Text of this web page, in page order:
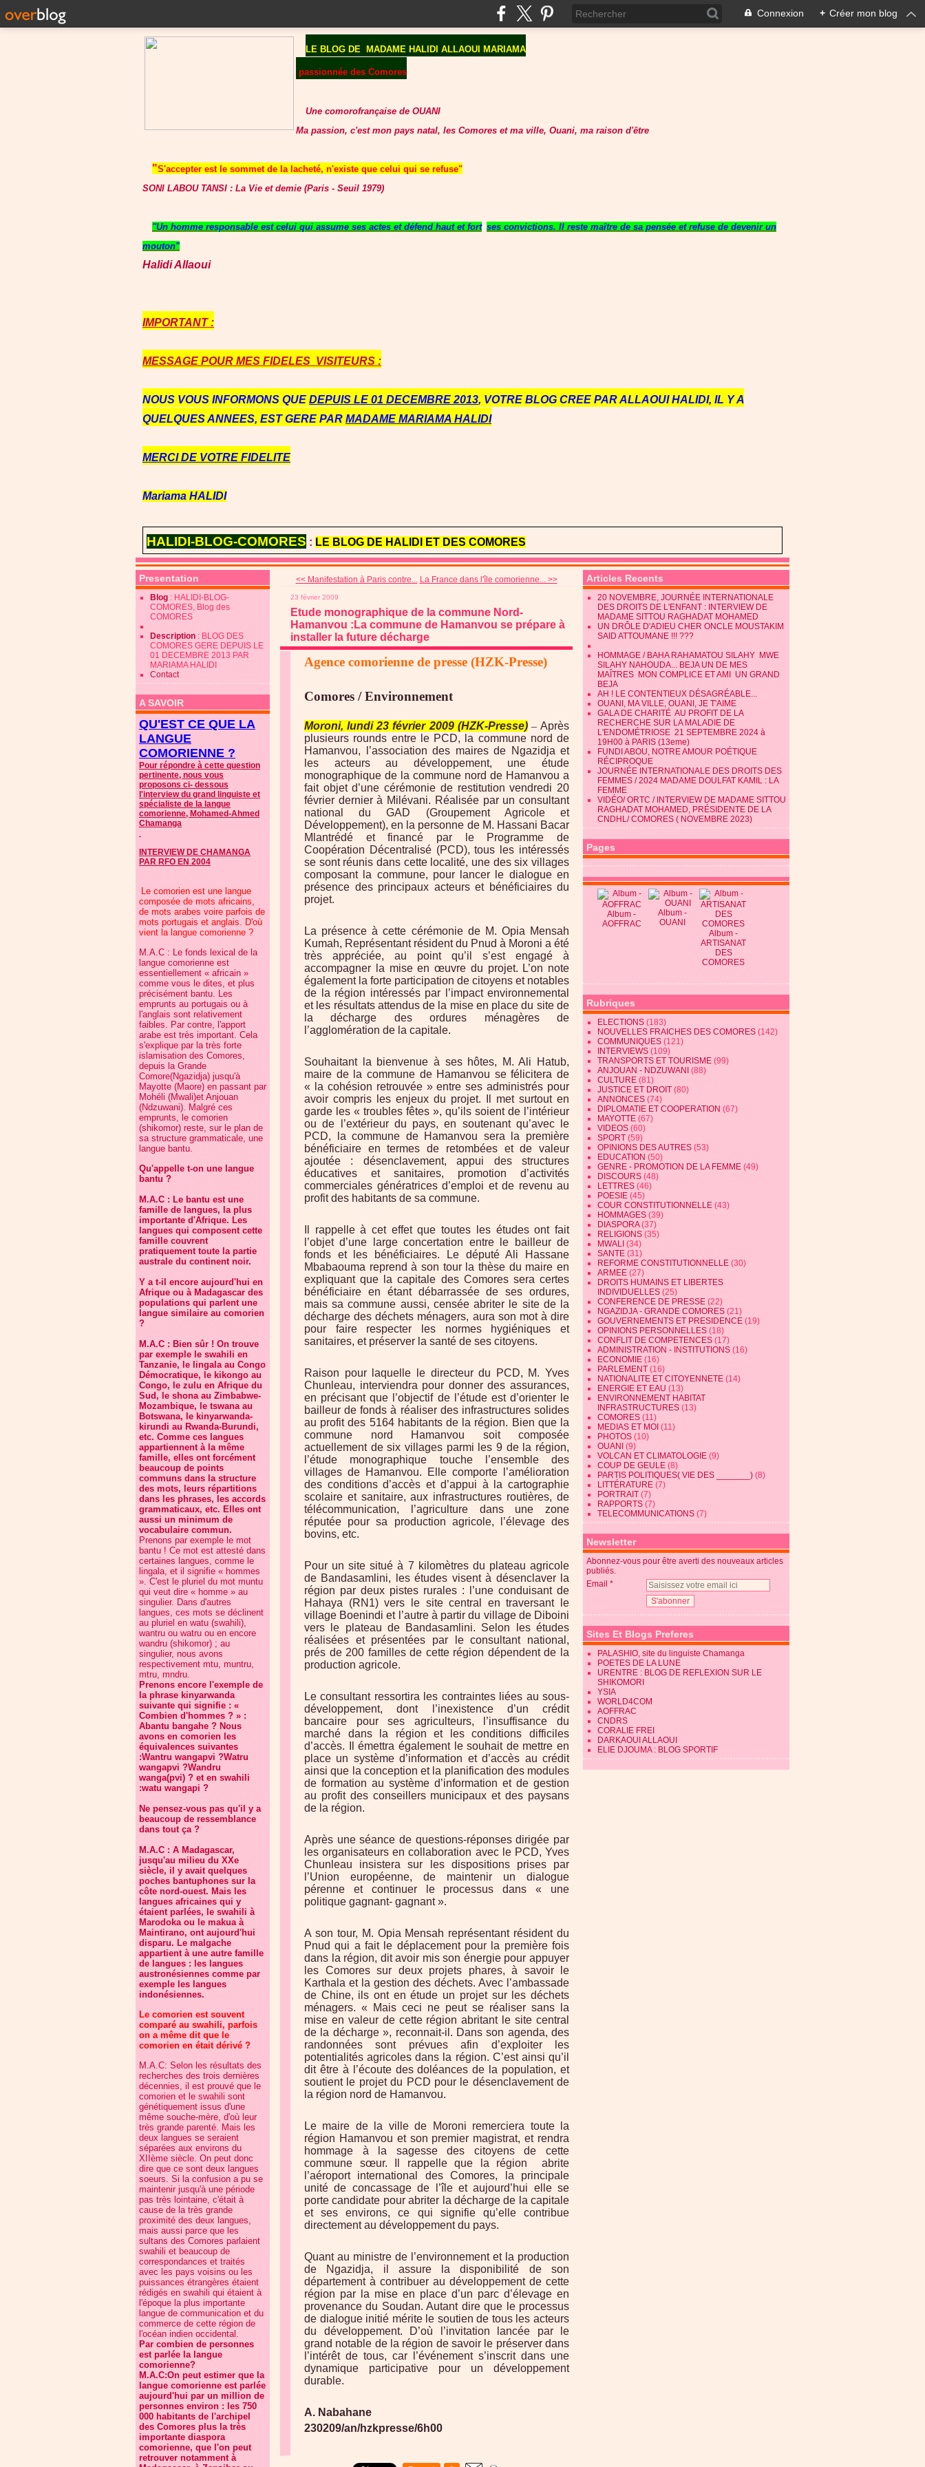
Connexion + Créer mon blog
LE BLOG DE MADAME HALIDI ALLAOUI MARIAMA
passionnée des Comores
Une comorofrançaise de OUANI
Ma passion, c'est mon pays natal, les Comores et ma ville, Ouani, ma raison d'être
"S'accepter est le sommet de la lacheté, n'existe que celui qui se refuse"
SONI LABOU TANSI : La Vie et demie (Paris - Seuil 1979)
"Un homme responsable est celui qui assume ses actes et défend haut et fort ses convictions. Il reste maître de sa pensée et refuse de devenir un
mouton"
Halidi Allaoui
IMPORTANT :
MESSAGE POUR MES FIDELES VISITEURS :
NOUS VOUS INFORMONS QUE DEPUIS LE 01 DECEMBRE 2013, VOTRE BLOG CREE PAR ALLAOUI HALIDI, IL Y A
QUELQUES ANNEES, EST GERE PAR MADAME MARIAMA HALIDI
MERCI DE VOTRE FIDELITE
Mariama HALIDI
HALIDI-BLOG-COMORES : LE BLOG DE HALIDI ET DES COMORES
Presentation
Blog : HALIDI-BLOG-
COMORES, Blog des
COMORES
Description : BLOG DES
COMORES GERE DEPUIS LE
01 DECEMBRE 2013 PAR
MARIAMA HALIDI
Contact
A SAVOIR
QU'EST CE QUE LA
LANGUE
COMORIENNE ?
Pour répondre à cette question
pertinente, nous vous
proposons ci- dessous
l'interview du grand linguiste et
spécialiste de la langue
comorienne, Mohamed-Ahmed
Chamanga
INTERVIEW DE CHAMANGA
PAR RFO EN 2004
Le comorien est une langue
composée de mots africains,
de mots arabes voire parfois de
mots portugais et anglais. D'où
vient la langue comorienne ?
M.A.C : Le fonds lexical de la
langue comorienne est
essentiellement « africain »
comme vous le dites, et plus
précisément bantu. Les
emprunts au portugais ou à
l'anglais sont relativement
faibles. Par contre, l'apport
arabe est très important. Cela
s'explique par la très forte
islamisation des Comores,
depuis la Grande
Comore(Ngazidja) jusqu'à
Mayotte (Maore) en passant par
Mohéli (Mwali)et Anjouan
(Ndzuwani). Malgré ces
emprunts, le comorien
(shikomor) reste, sur le plan de
sa structure grammaticale, une
langue bantu.
Qu'appelle t-on une langue
bantu ?
M.A.C : Le bantu est une
famille de langues, la plus
importante d'Afrique. Les
langues qui composent cette
famille couvrent
pratiquement toute la partie
australe du continent noir.
Y a t-il encore aujourd'hui en
Afrique ou à Madagascar des
populations qui parlent une
langue similaire au comorien
?
M.A.C : Bien sûr ! On trouve
par exemple le swahili en
Tanzanie, le lingala au Congo
Démocratique, le kikongo au
Congo, le zulu en Afrique du
Sud, le shona au Zimbabwe-
Mozambique, le tswana au
Botswana, le kinyarwanda-
kirundi au Rwanda-Burundi,
etc. Comme ces langues
appartiennent à la même
famille, elles ont forcément
beaucoup de points
communs dans la structure
des mots, leurs répartitions
dans les phrases, les accords
grammaticaux, etc. Elles ont
aussi un minimum de
vocabulaire commun.
Prenons par exemple le mot
bantu ! Ce mot est attesté dans
certaines langues, comme le
lingala, et il signifie « hommes
». C'est le pluriel du mot muntu
qui veut dire « homme » au
singulier. Dans d'autres
langues, ces mots se déclinent
au pluriel en watu (swahili),
wantru ou watru ou en encore
wandru (shikomor) ; au
singulier, nous avons
respectivement mtu, muntru,
mtru, mndru.
Prenons encore l'exemple de
la phrase kinyarwanda
suivante qui signifie : «
Combien d'hommes ? » :
Abantu bangahe ? Nous
avons en comorien les
équivalences suivantes
:Wantru wangapvi ?Watru
wangapvi ?Wandru
wanga(pvi) ? et en swahili
:watu wangapi ?
Ne pensez-vous pas qu'il y a
beaucoup de ressemblance
dans tout ça ?
M.A.C : A Madagascar,
jusqu'au milieu du XXe
siècle, il y avait quelques
poches bantuphones sur la
côte nord-ouest. Mais les
langues africaines qui y
étaient parlées, le swahili à
Marodoka ou le makua à
Maintirano, ont aujourd'hui
disparu. Le malgache
appartient à une autre famille
de langues : les langues
austronésiennes comme par
exemple les langues
indonésiennes.
Le comorien est souvent
comparé au swahili, parfois
on a même dit que le
comorien en était dérivé ?
M.A.C: Selon les résultats des
recherches des trois dernières
décennies, il est prouvé que le
comorien et le swahili sont
génétiquement issus d'une
même souche-mère, d'où leur
très grande parenté. Mais les
deux langues se seraient
séparées aux environs du
XIIème siècle. On peut donc
dire que ce sont deux langues
soeurs. Si la confusion a pu se
maintenir jusqu'à une période
pas très lointaine, c'était à
cause de la très grande
proximité des deux langues,
mais aussi parce que les
sultans des Comores parlaient
swahili et beaucoup de
correspondances et traités
avec les pays voisins ou les
puissances étrangères étaient
rédigés en swahili qui étaient à
l'époque la plus importante
langue de communication et du
commerce de cette région de
l'océan indien occidental.
Par combien de personnes
est parlée la langue
comorienne?
M.A.C:On peut estimer que la
langue comorienne est parlée
aujourd'hui par un million de
personnes environ : les 750
000 habitants de l'archipel
des Comores plus la très
importante diaspora
comorienne, que l'on peut
retrouver notamment à
<< Manifestation à Paris contre... La France dans l'île comorienne... >>
23 février 2009
Etude monographique de la commune Nord-
Hamanvou :La commune de Hamanvou se prépare à
installer la future décharge
Agence comorienne de presse (HZK-Presse)
Comores / Environnement
Moroni, lundi 23 février 2009 (HZK-Presse)– Après
plusieurs rounds entre le PCD, la commune nord de
Hamanvou, l’association des maires de Ngazidja et
les acteurs au développement, une étude
monographique de la commune nord de Hamanvou a
fait objet d’une cérémonie de restitution vendredi 20
février dernier à Milévani. Réalisée par un consultant
national du GAD (Groupement Agricole et
Développement), en la personne de M. Hassani Bacar
Mlantrédé et financé par le Programme de
Coopération Décentralisé (PCD), tous les intéressés
se sont réunis dans cette localité, une des six villages
composant la commune, pour lancer le dialogue en
présence des principaux acteurs et bénéficiaires du
projet.
La présence à cette cérémonie de M. Opia Mensah
Kumah, Représentant résident du Pnud à Moroni a été
très appréciée, au point qu’il s’est engagé à
accompagner la mise en œuvre du projet. L’on note
également la forte participation de citoyens et notables
de la région intéressés par l’impact environnemental
et les résultats attendus de la mise en place du site de
la décharge des ordures ménagères de
l’agglomération de la capitale.
Souhaitant la bienvenue à ses hôtes, M. Ali Hatub,
maire de la commune de Hamanvou se félicitera de
« la cohésion retrouvée » entre ses administrés pour
avoir compris les enjeux du projet. Il met surtout en
garde les « troubles fêtes », qu’ils soient de l’intérieur
ou de l’extérieur du pays, en soutenant qu’avec le
PCD, la commune de Hamanvou sera la première
bénéficiaire en termes de retombées et de valeur
ajoutée : désenclavement, appui des structures
éducatives et sanitaires, promotion d’activités
commerciales génératrices d’emploi et de revenu au
profit des habitants de sa commune.
Il rappelle à cet effet que toutes les études ont fait
l’objet d’une large concertation entre le bailleur de
fonds et les bénéficiaires. Le député Ali Hassane
Mbabaouma reprend à son tour la thèse du maire en
expliquant que la capitale des Comores sera certes
bénéficiaire en étant débarrassée de ses ordures,
mais sa commune aussi, censée abriter le site de la
décharge des déchets ménagers, aura son mot à dire
pour faire respecter les normes hygiéniques et
sanitaires, et préserver la santé de ses citoyens.
Raison pour laquelle le directeur du PCD, M. Yves
Chunleau, interviendra pour donner des assurances,
en précisant que l’objectif de l’étude est d’orienter le
bailleur de fonds à réaliser des infrastructures solides
au profit des 5164 habitants de la région. Bien que la
commune nord Hamanvou soit composée
actuellement de six villages parmi les 9 de la région,
l’étude monographique touche l’ensemble des
villages de Hamanvou. Elle comporte l’amélioration
des conditions d’accès et d’appui à la cartographie
scolaire et sanitaire, aux infrastructures routières, de
télécommunication, l’agriculture dans une zone
réputée pour sa production agricole, l’élevage des
bovins, etc.
Pour un site situé à 7 kilomètres du plateau agricole
de Bandasamlini, les études visent à désenclaver la
région par deux pistes rurales : l’une conduisant de
Hahaya (RN1) vers le site central en traversant le
village Boenindi et l’autre à partir du village de Diboini
vers le plateau de Bandasamlini. Selon les études
réalisées et présentées par le consultant national,
prés de 200 familles de cette région dépendent de la
production agricole.
Le consultant ressortira les contraintes liées au sous-
développement, dont l’inexistence d’un crédit
bancaire pour ses agriculteurs, l’insuffisance du
marché dans la région et les conditions difficiles
d’accès. Il émettra également le souhait de mettre en
place un système d’information et d’accès au crédit
ainsi que la conception et la planification des modules
de formation au système d’information et de gestion
au profit des conseillers municipaux et des paysans
de la région.
Après une séance de questions-réponses dirigée par
les organisateurs en collaboration avec le PCD, Yves
Chunleau insistera sur les dispositions prises par
l’Union européenne, de maintenir un dialogue
pérenne et continuer le processus dans « une
politique gagnant- gagnant ».
A son tour, M. Opia Mensah représentant résident du
Pnud qui a fait le déplacement pour la première fois
dans la région, dit avoir mis son énergie pour appuyer
les Comores sur deux projets phares, à savoir le
Karthala et la gestion des déchets. Avec l’ambassade
de Chine, ils ont en étude un projet sur les déchets
ménagers. « Mais ceci ne peut se réaliser sans la
mise en valeur de cette région abritant le site central
de la décharge », reconnait-il. Dans son agenda, des
randonnées sont prévues afin d’exploiter les
potentialités agricoles dans la région. C’est ainsi qu’il
dit être à l’écoute des doléances de la population, et
soutient le projet du PCD pour le désenclavement de
la région nord de Hamanvou.
Le maire de la ville de Moroni remerciera toute la
région Hamanvou et son premier magistrat, et rendra
hommage à la sagesse des citoyens de cette
commune sœur. Il rappelle que la région
abrite
l’aéroport international des Comores, la principale
unité de concassage de l’île et aujourd’hui elle se
porte candidate pour abriter la décharge de la capitale
et ses environs, ce qui signifie qu’elle contribue
directement au développement du pays.
Quant au ministre de l’environnement et la production
de Ngazidja, il assure la disponibilité de son
département à contribuer au développement de cette
région par la mise en place d’un parc d’élevage en
provenance du Soudan. Autant dire que le processus
de dialogue initié mérite le soutien de tous les acteurs
du développement. D’où l’invitation lancée par le
grand notable de la région de savoir le préserver dans
l’intérêt de tous, car l’événement s’inscrit dans une
dynamique participative pour un développement
durable.
A. Nabahane
230209/an/hzkpresse/6h00
Articles Recents
20 NOVEMBRE, JOURNÉE INTERNATIONALE
DES DROITS DE L'ENFANT : INTERVIEW DE
MADAME SITTOU RAGHADAT MOHAMED
UN DRÔLE D'ADIEU CHER ONCLE MOUSTAKIM
SAID ATTOUMANE !!! ???
HOMMAGE / BAHA RAHAMATOU SILAHY MWE
SILAHY NAHOUDA... BEJA UN DE MES
MAÎTRES MON COMPLICE ET AMI UN GRAND
BEJA
AH ! LE CONTENTIEUX DÉSAGRÉABLE...
OUANI, MA VILLE, OUANI, JE T'AIME
GALA DE CHARITÉ AU PROFIT DE LA
RECHERCHE SUR LA MALADIE DE
L'ENDOMÉTRIOSE 21 SEPTEMBRE 2024 à
19H00 à PARIS (13eme)
FUNDI ABOU, NOTRE AMOUR POÉTIQUE
RÉCIPROQUE
JOURNÉE INTERNATIONALE DES DROITS DES
FEMMES / 2024 MADAME DOULFAT KAMIL : LA
FEMME
VIDÉO/ ORTC / INTERVIEW DE MADAME SITTOU
RAGHADAT MOHAMED, PRÉSIDENTE DE LA
CNDHL/ COMORES ( NOVEMBRE 2023)
Pages
Album -
AOFFRAC
Album -
OUANI
Album -
ARTISANAT
DES
COMORES
Rubriques
ELECTIONS (183)
NOUVELLES FRAICHES DES COMORES (142)
COMMUNIQUES (121)
INTERVIEWS (109)
TRANSPORTS ET TOURISME (99)
ANJOUAN - NDZUWANI (88)
CULTURE (81)
JUSTICE ET DROIT (80)
ANNONCES (74)
DIPLOMATIE ET COOPERATION (67)
MAYOTTE (67)
VIDEOS (60)
SPORT (59)
OPINIONS DES AUTRES (53)
EDUCATION (50)
GENRE - PROMOTION DE LA FEMME (49)
DISCOURS (48)
LETTRES (46)
POESIE (45)
COUR CONSTITUTIONNELLE (43)
HOMMAGES (39)
DIASPORA(37)
RELIGIONS (35)
MWALI (34)
SANTE (31)
REFORME CONSTITUTIONNELLE (30)
ARMEE (27)
DROITS HUMAINS ET LIBERTES
INDIVIDUELLES (25)
CONFERENCE DE PRESSE (22)
NGAZIDJA - GRANDE COMORES (21)
GOUVERNEMENTS ET PRESIDENCE (19)
OPINIONS PERSONNELLES (18)
CONFLIT DE COMPETENCES (17)
ADMINISTRATION - INSTITUTIONS (16)
ECONOMIE (16)
PARLEMENT (16)
NATIONALITE ET CITOYENNETE (14)
ENERGIE ET EAU (13)
ENVIRONNEMENT HABITAT
INFRASTRUCTURES (13)
COMORES (11)
MEDIAS ET MOI (11)
PHOTOS (10)
OUANI (9)
VOLCAN ET CLIMATOLOGIE (9)
COUP DE GEULE (8)
PARTIS POLITIQUES( VIE DES _______) (8)
LITTÉRATURE (7)
PORTRAIT (7)
RAPPORTS (7)
TELECOMMUNICATIONS (7)
Newsletter
Abonnez-vous pour être averti des nouveaux articles
publiés.
Email
Sites Et Blogs Preferes
PALASHIO, site du linguiste Chamanga
POETES DE LA LUNE
URENTRE : BLOG DE REFLEXION SUR LE
SHIKOMORI
YSIA
WORLD4COM
AOFFRAC
CNDRS
CORALIE FREI
DARKAOUI ALLAOUI
ELIE DJOUMA : BLOG SPORTIF